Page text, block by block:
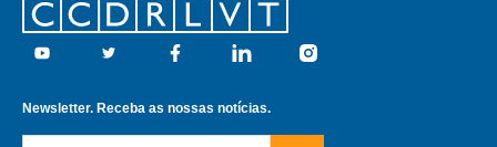
Footer
Youtube Twitter Facebook Linkedin Instagram
Newsletter. Receba as nossas notícias.